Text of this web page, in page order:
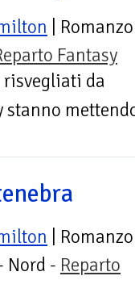
| Romanzo
Fantasy
da
stanno
| Romanzo
Nord - Reparto